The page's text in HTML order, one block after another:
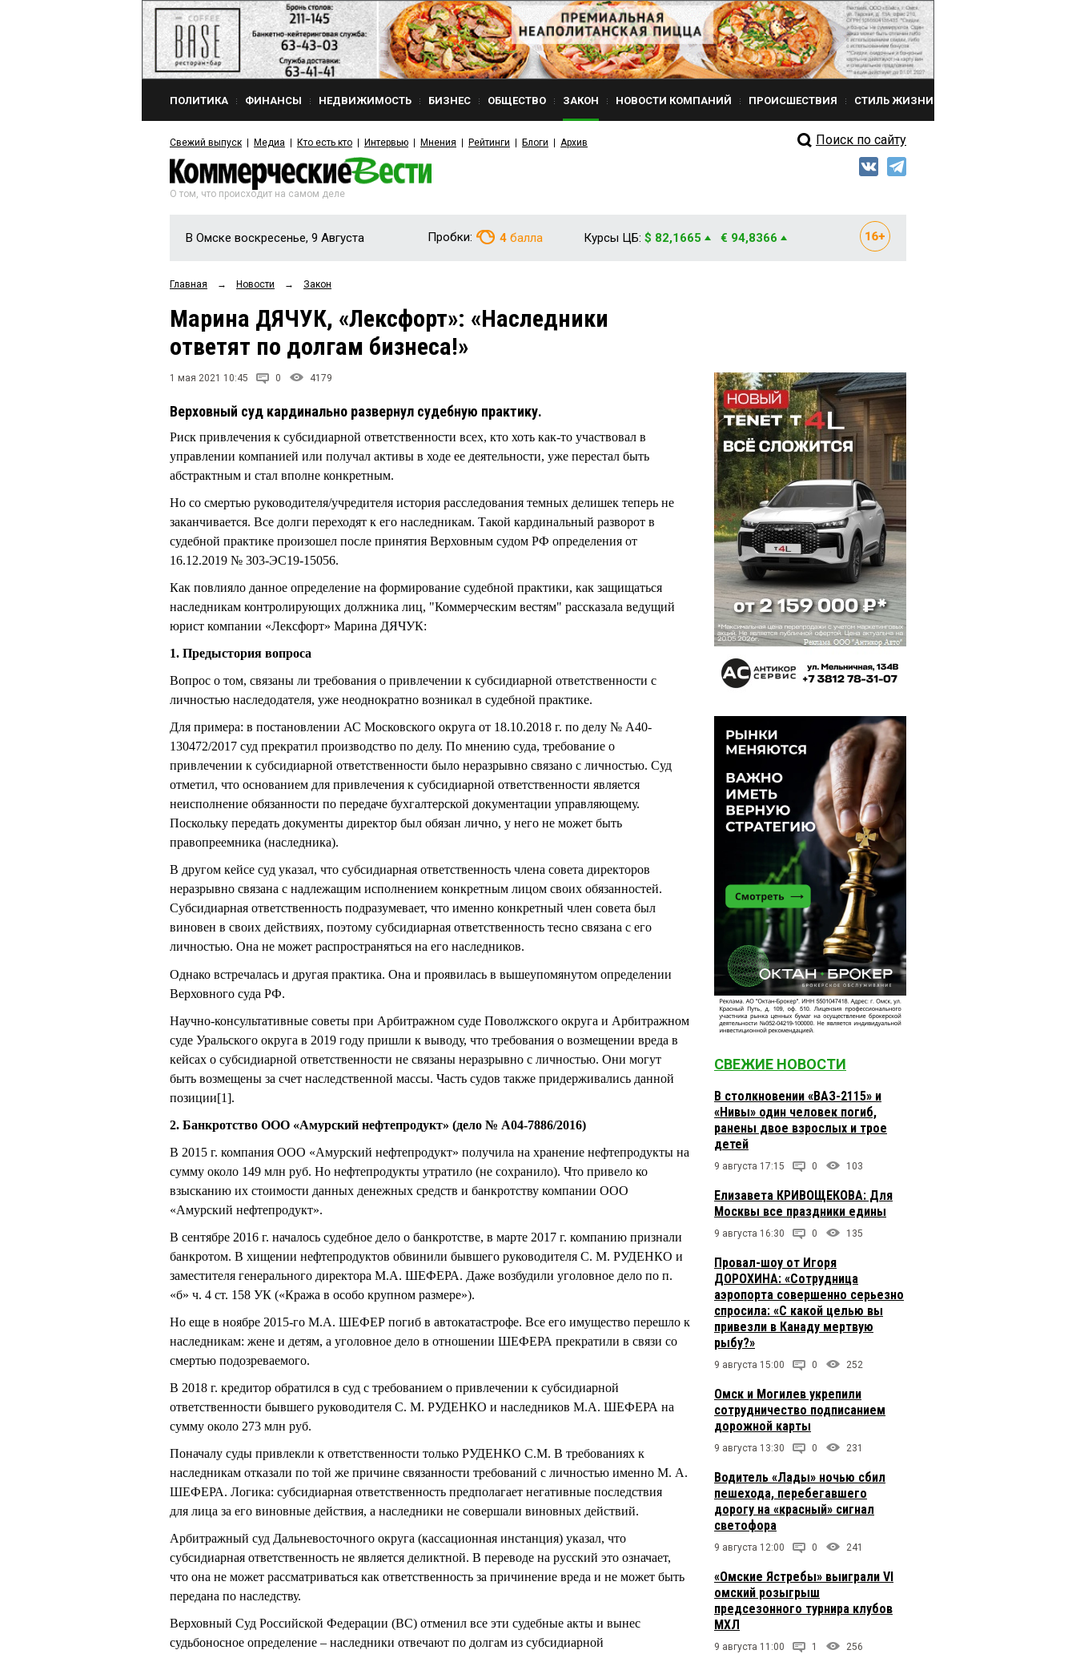
ПОЛИТИКА ФИНАНСЫ НЕДВИЖИМОСТЬ БИЗНЕС ОБЩЕСТВО ЗАКОН НОВОСТИ КОМПАНИЙ ПРОИСШЕСТВИЯ СТИЛЬ ЖИЗНИ
Свежий выпуск Медиа Кто есть кто Интервью Мнения Рейтинги Блоги Архив Поиск по сайту
О том, что происходит на самом деле
В Омске воскресенье, 9 Августа Пробки: 4 балла Курсы ЦБ: $ 82,1665 € 94,8366
Главная → Новости → Закон
Марина ДЯЧУК, «Лексфорт»: «Наследники
ответят по долгам бизнеса!»
1 мая 2021 10:45 0 4179
Верховный суд кардинально развернул судебную практику.
Риск привлечения к субсидиарной ответственности всех, кто хоть как-то участвовал в
управлении компанией или получал активы в ходе ее деятельности, уже перестал быть
абстрактным и стал вполне конкретным.
Но со смертью руководителя/учредителя история расследования темных делишек теперь не
заканчивается. Все долги переходят к его наследникам. Такой кардинальный разворот в
судебной практике произошел после принятия Верховным судом РФ определения от
16.12.2019 № 303-ЭС19-15056.
Как повлияло данное определение на формирование судебной практики, как защищаться
наследникам контролирующих должника лиц, "Коммерческим вестям" рассказала ведущий
юрист компании «Лексфорт» Марина ДЯЧУК:
1. Предыстория вопроса
Вопрос о том, связаны ли требования о привлечении к субсидиарной ответственности с
личностью наследодателя, уже неоднократно возникал в судебной практике.
Для примера: в постановлении АС Московского округа от 18.10.2018 г. по делу № А40-
130472/2017 суд прекратил производство по делу. По мнению суда, требование о
привлечении к субсидиарной ответственности было неразрывно связано с личностью. Суд
отметил, что основанием для привлечения к субсидиарной ответственности является
неисполнение обязанности по передаче бухгалтерской документации управляющему.
Поскольку передать документы директор был обязан лично, у него не может быть
правопреемника (наследника).
В другом кейсе суд указал, что субсидиарная ответственность члена совета директоров
неразрывно связана с надлежащим исполнением конкретным лицом своих обязанностей.
Субсидиарная ответственность подразумевает, что именно конкретный член совета был
виновен в своих действиях, поэтому субсидиарная ответственность тесно связана с его
личностью. Она не может распространяться на его наследников.
Однако встречалась и другая практика. Она и проявилась в вышеупомянутом определении
Верховного суда РФ.
Научно-консультативные советы при Арбитражном суде Поволжского округа и Арбитражном
суде Уральского округа в 2019 году пришли к выводу, что требования о возмещении вреда в
кейсах о субсидиарной ответственности не связаны неразрывно с личностью. Они могут
быть возмещены за счет наследственной массы. Часть судов также придерживались данной
позиции[1].
2. Банкротство ООО «Амурский нефтепродукт» (дело № А04-7886/2016)
В 2015 г. компания ООО «Амурский нефтепродукт» получила на хранение нефтепродукты на
сумму около 149 млн руб. Но нефтепродукты утратило (не сохранило). Что привело ко
взысканию их стоимости данных денежных средств и банкротству компании ООО
«Амурский нефтепродукт».
В сентябре 2016 г. началось судебное дело о банкротстве, в марте 2017 г. компанию признали
банкротом. В хищении нефтепродуктов обвинили бывшего руководителя С. М. РУДЕНКО и
заместителя генерального директора М.А. ШЕФЕРА. Даже возбудили уголовное дело по п.
«б» ч. 4 ст. 158 УК («Кража в особо крупном размере»).
Но еще в ноябре 2015-го М.А. ШЕФЕР погиб в автокатастрофе. Все его имущество перешло к
наследникам: жене и детям, а уголовное дело в отношении ШЕФЕРА прекратили в связи со
смертью подозреваемого.
В 2018 г. кредитор обратился в суд с требованием о привлечении к субсидиарной
ответственности бывшего руководителя С. М. РУДЕНКО и наследников М.А. ШЕФЕРА на
сумму около 273 млн руб.
Поначалу суды привлекли к ответственности только РУДЕНКО С.М. В требованиях к
наследникам отказали по той же причине связанности требований с личностью именно М. А.
ШЕФЕРА. Логика: субсидиарная ответственность предполагает негативные последствия
для лица за его виновные действия, а наследники не совершали виновных действий.
Арбитражный суд Дальневосточного округа (кассационная инстанция) указал, что
субсидиарная ответственность не является деликтной. В переводе на русский это означает,
что она не может рассматриваться как ответственность за причинение вреда и не может быть
передана по наследству.
Верховный Суд Российской Федерации (ВС) отменил все эти судебные акты и вынес
судьбоносное определение – наследники отвечают по долгам из субсидиарной
СВЕЖИЕ НОВОСТИ
В столкновении «ВАЗ-2115» и
«Нивы» один человек погиб,
ранены двое взрослых и трое
детей
9 августа 17:15 0 103
Елизавета КРИВОЩЕКОВА: Для
Москвы все праздники едины
9 августа 16:30 0 135
Провал-шоу от Игоря
ДОРОХИНА: «Сотрудница
аэропорта совершенно серьезно
спросила: «С какой целью вы
привезли в Канаду мертвую
рыбу?»
9 августа 15:00 0 252
Омск и Могилев укрепили
сотрудничество подписанием
дорожной карты
9 августа 13:30 0 231
Водитель «Лады» ночью сбил
пешехода, перебегавшего
дорогу на «красный» сигнал
светофора
9 августа 12:00 0 241
«Омские Ястребы» выиграли VI
омский розыгрыш
предсезонного турнира клубов
МХЛ
9 августа 11:00 1 256